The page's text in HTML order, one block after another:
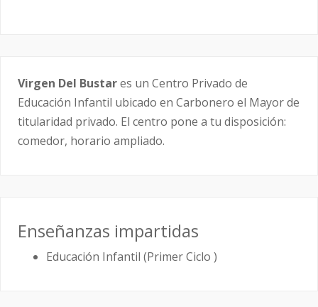
Virgen Del Bustares un Centro Privado de
Educación Infantil ubicado en Carbonero el Mayor de
titularidad privado. El centro pone a tu disposición:
comedor, horario ampliado.
Enseñanzas impartidas
Educación Infantil (Primer Ciclo )